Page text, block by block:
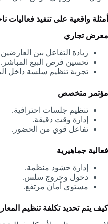
أمثلة واقعية على تنفيذ فعاليات
معرض تجاري
زيادة التفاعل بين العارضين
تحسين فرص البيع المباشر.
تجربة تنظيم سلسة داخل
مؤتمر متخصص
تنظيم جلسات احترافية.
إدارة وقت دقيقة.
تفاعل قوي من الحضور.
فعالية جماهيرية
إدارة حشود منظمة.
دخول وخروج سلس.
مستوى أمان مرتفع.
كيف يتم تحديد تكلفة تنظيم